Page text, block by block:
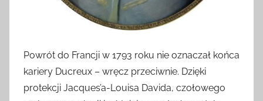
Powrót do Francji w 1793 roku nie oznaczał końca
kariery Ducreux – wręcz przeciwnie. Dzięki
protekcji Jacques’a-Louisa Davida, czołowego